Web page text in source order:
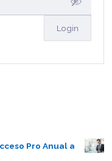
Pro Anual a